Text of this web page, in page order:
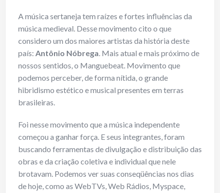
A música sertaneja tem raízes e fortes influências da
música medieval. Desse movimento cito o que
considero um dos maiores artistas da história deste
país: Antônio Nóbrega. Mais atual e mais próximo de
nossos sentidos, o Manguebeat. Movimento que
podemos perceber, de forma nítida, o grande
hibridismo estético e musical presentes em terras
brasileiras.
Foi nesse movimento que a música independente
começou a ganhar força. E seus integrantes, foram
buscando ferramentas de divulgação e distribuição das
obras e da criação coletiva e individual que nele
brotavam. Podemos ver suas conseqüências nos dias
de hoje, como as WebTVs, Web Rádios, Myspace,